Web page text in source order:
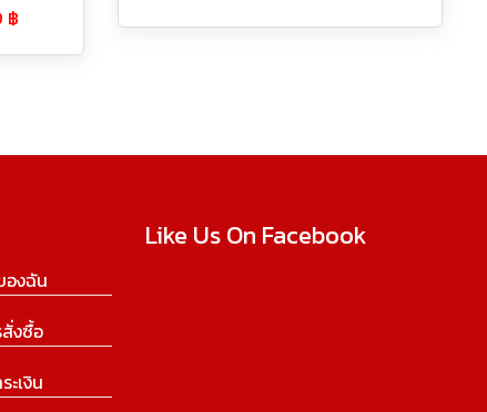
฿
งฉัน
งซื้อ
ะเงิน
Like Us On Facebook